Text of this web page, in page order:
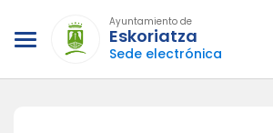
Ayuntamiento de
Eskoriatza
Sede electrónica